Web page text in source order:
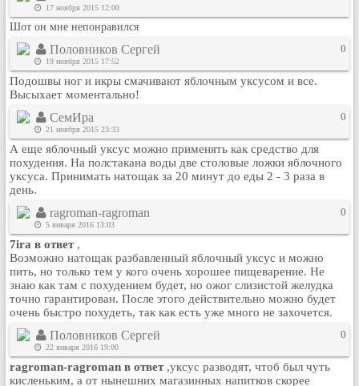
Медицина
Компьютер
Ещё
Пользователи / Поиск
Группы
Норм
Музыкальный архив
Видео архив
Дело
Организации
Объявления
Рейтинг сайтов
Полная версия сайта
17 ноября 2015 12:00
Шот он мне непонравился
Половников Сергей
19 ноября 2015 17:52
0
Подошвы ног и икры смачивают яблочным уксусом и все.
Высыхает моментально!
СемИра
21 ноября 2015 23:33
0
А еще яблочный уксус можно применять как средство для
похудения. На полстакана воды две столовые ложки яблочного
уксуса. Принимать натощак за 20 минут до еды 2 - 3 раза в
день.
ragroman-ragroman
5 января 2016 13:03
0
7ira в ответ ,
Возможно натощак разбавленный яблочный уксус и можно
пить, но только тем у кого очень хорошее пищеварение. Не
знаю как там с похудением будет, но ожог слизистой желудка
точно гарантирован. После этого действительно можно будет
очень быстро похудеть, так как есть уже много не захочется.
Половников Сергей
22 января 2016 19:00
0
ragroman-ragroman в ответ ,уксус разводят, чтоб был чуть
кисленьким, а от нынешних магазинных напитков скорее